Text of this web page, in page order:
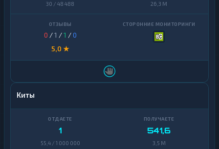
30 / 48 488 26,3 M
0 /1 /1 /0
5,0 ★
Киты
1
55,4 / 1 000 000
541,6
3,5 M